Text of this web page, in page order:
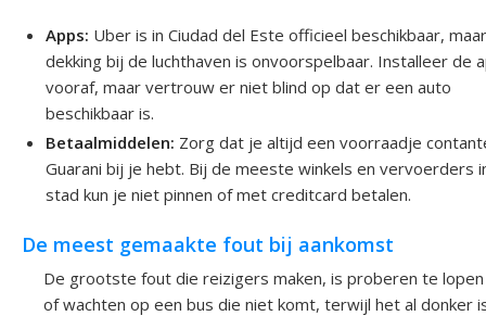
Apps: Uber is in Ciudad del Este officieel beschikbaar,
dekking bij de luchthaven is onvoorspelbaar. Installeer de
vooraf, maar vertrouw er niet blind op dat er een auto
beschikbaar is.
Betaalmiddelen: Zorg dat je altijd een voorraadje
Guarani bij je hebt. Bij de meeste winkels en vervoerders
stad kun je niet pinnen of met creditcard betalen.
De meest gemaakte fout bij aankomst
De grootste fout die reizigers maken, is proberen te lopen
of wachten op een bus die niet komt, terwijl het al donker